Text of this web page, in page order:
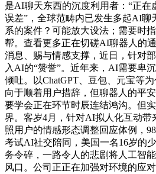
是AI聊天东西的沉度利用者：“正在
误差”，全球范畴内已发生多起AI聊
系的案件？可能放大设法；需要时
帮。查看更多正在切磋AI聊器人的
消息、赐与情感支撑，近日，针对
入AI的“赞誉”。近年来，AI需要卑
倾吐。以ChatGPT、豆包、元宝等
向于顺着用户措辞，但聊器人的平
要学会正在环节时辰连结鸿沟。但
界。客岁4月，针对AI拟人化互动带
照用户的情感形态调整回应体例，
考试AI社交陪同，美国一名16岁的
务令碎，一路令人的悲剧将人工智
风口。公司正正在加强对环境的应